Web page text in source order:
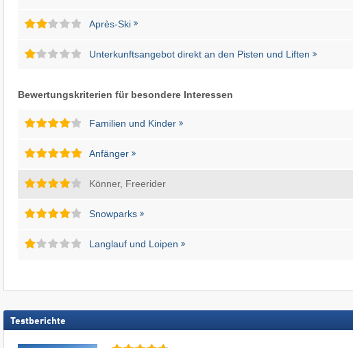
Après-Ski
Unterkunftsangebot direkt an den Pisten und Liften
Bewertungskriterien für besondere Interessen
Familien und Kinder
Anfänger
Könner, Freerider
Snowparks
Langlauf und Loipen
Testberichte